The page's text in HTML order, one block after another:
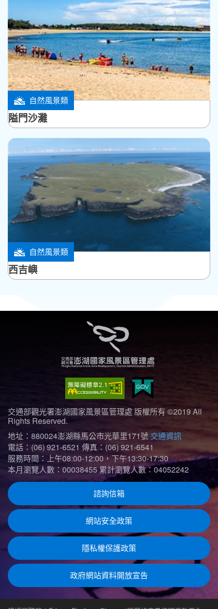
自然風景類
湖西鄉
隘門沙灘
自然風景類
望安鄉
西吉嶼
交通部觀光署澎湖國家風景區管理處 版權所有 ©2019 All
Rights Reserved.
地址：880024澎湖縣馬公市光華里171號 交通資訊
電話：(06) 921-6521 傳真：(06) 921-6541
服務時間：上午08:00-12:00，下午13:30-17:30
本月瀏覽人數：00038455 累計瀏覽人數：04052242
諮詢信箱
網站安全政策
隱私權保護政策
政府網站資料開放宣告